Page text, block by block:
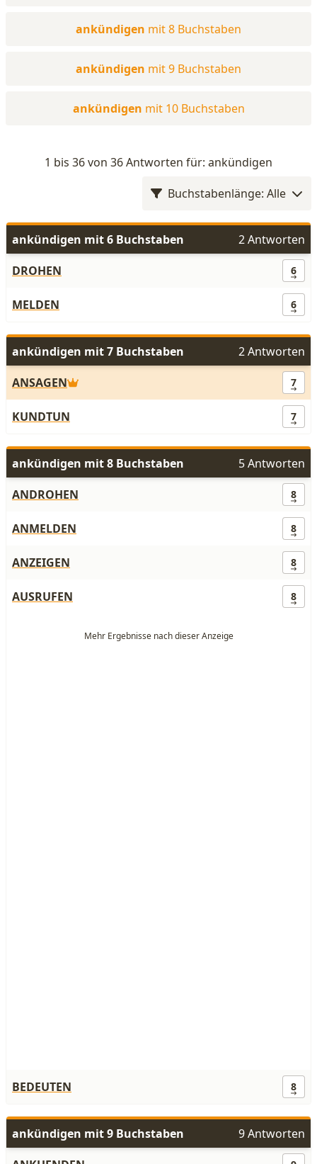
ankündigen mit 8 Buchstaben
ankündigen mit 9 Buchstaben
ankündigen mit 10 Buchstaben
1 bis 36 von 36 Antworten für: ankündigen
Buchstabenlänge: Alle
ankündigen mit 6 Buchstaben
2 Antworten
DROHEN
6
MELDEN 6
ankündigen mit 7 Buchstaben
2 Antworten
ANSAGEN
7
KUNDTUN 7
ankündigen mit 8 Buchstaben
5 Antworten
ANDROHEN
8
ANMELDEN 8
ANZEIGEN 8
AUSRUFEN 8
BEDEUTEN 8
ankündigen mit 9 Buchstaben
9 Antworten